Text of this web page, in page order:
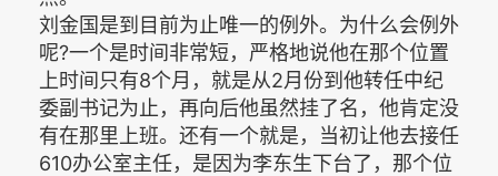
刘金国是到目前为止唯一的例外。为什么会例外
呢?一个是时间非常短，严格地说他在那个位置
上时间只有8个月，就是从2月份到他转任中纪
委副书记为止，再向后他虽然挂了名，他肯定没
有在那里上班。还有一个就是，当初让他去接任
610办公室主任，是因为李东生下台了，那个位